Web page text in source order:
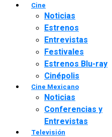
Cine
Noticias
Estrenos
Entrevistas
Festivales
Estrenos Blu-ray
Cinépolis
Cine Mexicano
Noticias
Conferencias y
Entrevistas
Televisión